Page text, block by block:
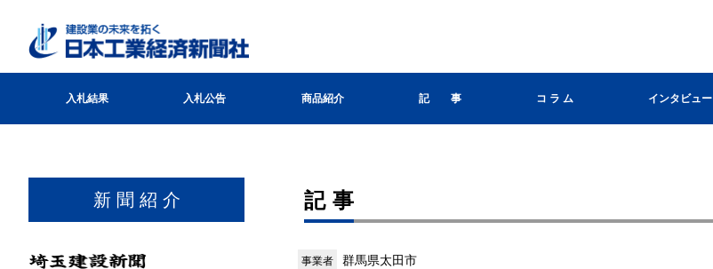
入札結果 入札公告 商品紹介 記 事 コ ラ ム インタビュー
新 聞 紹 介 記事
事業者 群馬県太田市